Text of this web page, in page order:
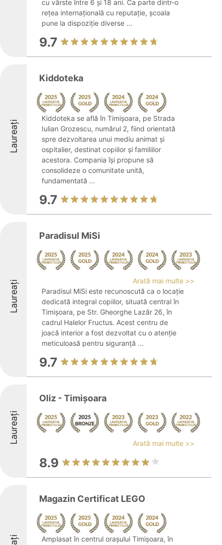
cu vârste între 6 și 18 ani. Ca parte dintr-o
rețea internațională cu reputație, școala
pune la dispoziție diverse ...
9.7
Laureați
Kiddoteka
Kiddoteka se află în Timișoara, pe Strada
Iulian Grozescu, numărul 2, fiind orientată
spre dezvoltarea unui mediu animat și
ospitalier, destinat copiilor și familiilor
acestora. Compania își propune să
consolideze o comunitate unită,
fundamentată ...
9.7
Laureați
Paradisul MiSi
Arată mai multe >>
Paradisul MiSi este recunoscută ca o locație
dedicată integral copiilor, situată central în
Timișoara, pe Str. Gheorghe Lazăr 26, în
cadrul Halelor Fructus. Acest centru de
joacă interior a fost dezvoltat cu o atenție
meticuloasă pentru siguranță ...
9.7
Laureați
Oliz - Timișoara
Arată mai multe >>
8.9
Magazin Certificat LEGO
Amplasat în centrul orașului Timișoara, în